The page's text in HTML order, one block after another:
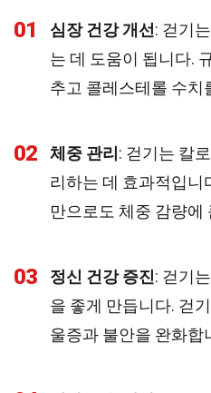
01 심장 건강 개선 : 걷기
는 데 도움이 됩니다.
추고 콜레스테롤 수치
02 체중 관리 : 걷기는 칼
리하는 데 효과적입니
만으로도 체중 감량에
03 정신 건강 증진: 걷기
을 좋게 만듭니다. 걷
울증과 불안을 완화합